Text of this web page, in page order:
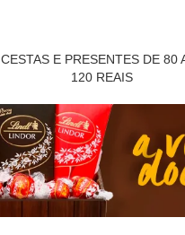
CESTAS E PRESENTES DE 80
120 REAIS